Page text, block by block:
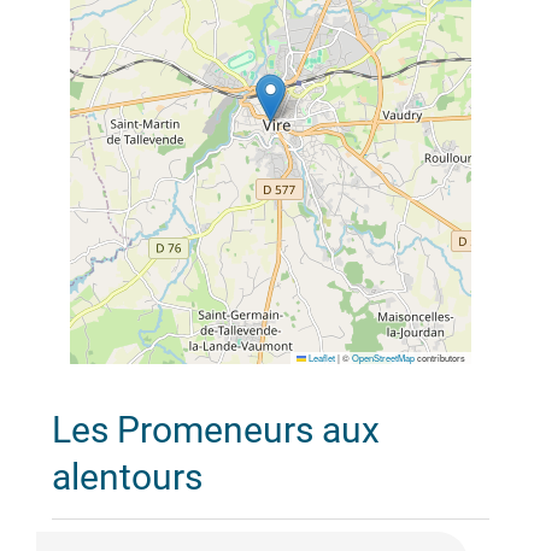
Leaflet |©OpenStreetMapcontributors
Les Promeneurs aux
alentours